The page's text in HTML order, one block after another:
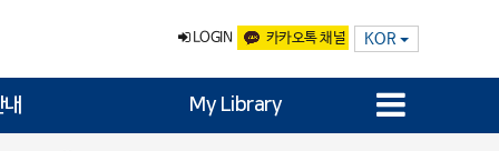
LOGIN 카카오톡 채널 KOR
My Library